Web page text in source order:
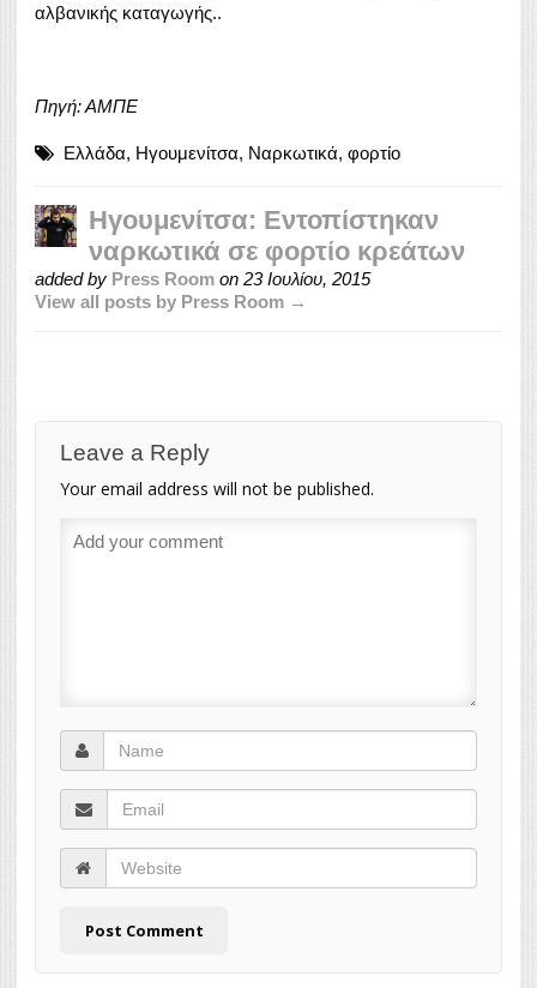
αλβανικής καταγωγής..
Πηγή: ΑΜΠΕ
Ελλάδα, Ηγουμενίτσα, Ναρκωτικά, φορτίο
Ηγουμενίτσα: Εντοπίστηκαν
ναρκωτικά σε φορτίο κρεάτων
added by Press Room on 23 Ιουλίου, 2015
View all posts by Press Room →
Leave a Reply
Your email address will not be published.